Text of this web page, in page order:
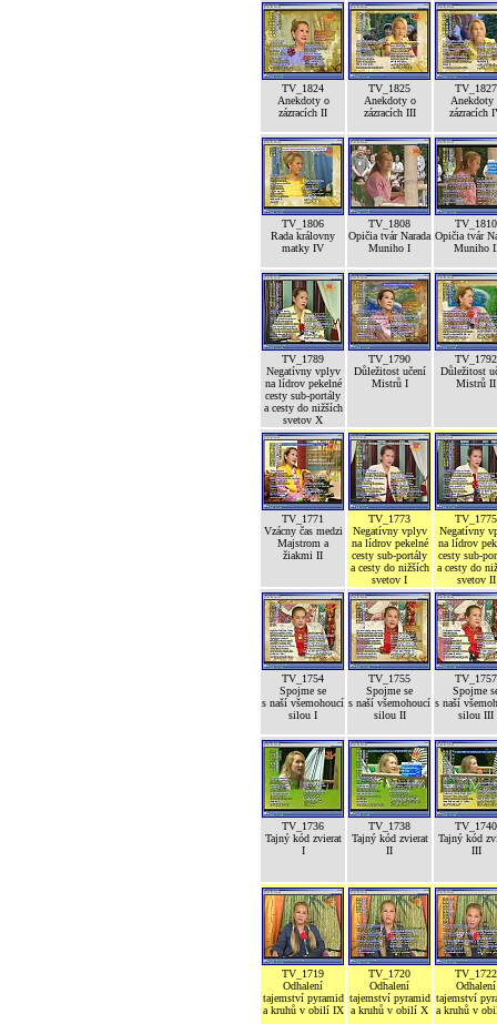
TV_1824
Anekdoty o
zázracích II
TV_1825
Anekdoty o
zázracích III
TV_1827
Anekdoty
zázracích
TV_1806
Rada královny
matky IV
TV_1808
Opičia tvár Narada
Muniho I
TV_1810
Opičia tvár
Muniho
TV_1789
Negatívny vplyv
na lídrov pekelné
cesty sub-portály
a cesty do nižších
svetov X
TV_1790
Důležitost učení
Mistrů I
TV_1792
Důležitost
Mistrů II
TV_1771
Vzácny čas medzi
Majstrom a
žiakmi II
TV_1773
Negatívny vplyv
na lídrov pekelné
cesty sub-portály
a cesty do nižších
svetov I
TV_1775
Negatívny
na lídrov
cesty sub-
a cesty do
svetov II
TV_1754
Spojme se
s naší všemohoucí
silou I
TV_1755
Spojme se
s naší všemohoucí
silou II
TV_1757
Spojme
s naší
silou III
TV_1736
Tajný kód zvierat
I
TV_1738
Tajný kód zvierat
II
TV_1740
Tajný kód
III
TV_1719
Odhalení
tajemství pyramid
a kruhů v obilí IX
TV_1720
Odhalení
tajemství pyramid
a kruhů v obilí X
TV_1722
Odhalení
tajemství
a kruhů v